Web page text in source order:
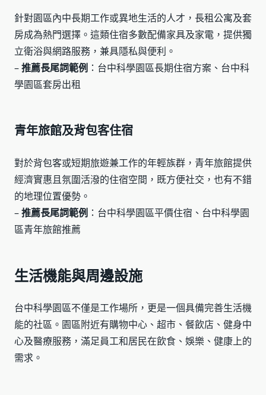
針對園區內中長期工作或異地生活的人才，長租公寓及套
房成為熱門選擇。這類住宿多數配備家具及家電，提供獨
立衛浴與網路服務，兼具隱私與便利。
–推薦長尾詞範例 ：台中科學園區長期住宿方案、台中科
學園區套房出租
青年旅館及背包客住宿
對於背包客或短期旅遊兼工作的年輕族群，青年旅館提供
經濟實惠且氛圍活潑的住宿空間，既方便社交，也有不錯
的地理位置優勢。
–推薦長尾詞範例 ：台中科學園區平價住宿、台中科學園
區青年旅館推薦
生活機能與周邊設施
台中科學園區不僅是工作場所，更是一個具備完善生活機
能的社區。園區附近有購物中心、超市、餐飲店、健身中
心及醫療服務，滿足員工和居民在飲食、娛樂、健康上的
需求。